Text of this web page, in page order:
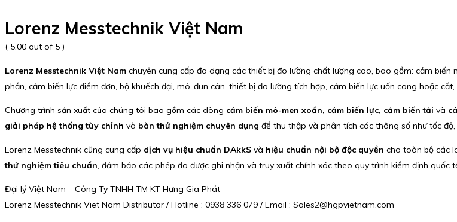
Lorenz Messtechnik Việt Nam
( 5.00 out of 5 )
Lorenz Messtechnik Việt Nam chuyên cung cấp đa dạng các thiết bị đo lường chất lượng cao, bao gồm: cảm
phần, cảm biến lực điểm đơn, bộ khuếch đại, mô-đun cân, thiết bị đo lường tích hợp, cảm biến lực uốn cong hoặc
Chương trình sản xuất của chúng tôi bao gồm các dòng cảm biến mô-men xoắn, cảm biến lực, cảm biến tải và
giải pháp hệ thống tùy chỉnh và bàn thử nghiệm chuyên dụng để thu thập và phân tích các thông số như tốc
Lorenz Messtechnik cũng cung cấp dịch vụ hiệu chuẩn DAkkS và hiệu chuẩn nội bộ độc quyền cho toàn bộ các
thử nghiệm tiêu chuẩn, đảm bảo các phép đo được ghi nhận và truy xuất chính xác theo quy trình kiểm định quốc
Đại lý Việt Nam – Công Ty TNHH TM KT Hưng Gia Phát
Lorenz Messtechnik Viet Nam Distributor / Hotline : 0938 336 079 / Email : Sales2@hgpvietnam.com